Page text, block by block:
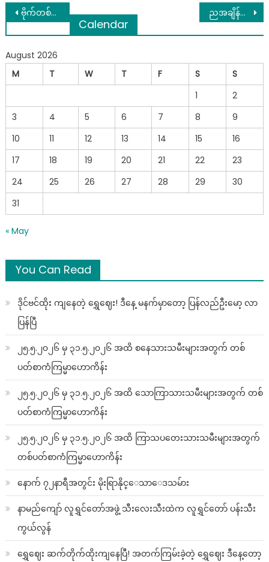
Post
navigation
ဗိုက်တစ်နေရာတည်းမှာတင် အဆီတွေစုနေသူတွေအတွက် ဗိုက်ချပ်စေယ့်နည်းလမ်း (၉) ခု ညအချိန်တွင်အိမ်ထဲဝင်လာသည့်မြွေဟောက်ကသခင်ဖြစ်သူကိုအန္တရာယ်ပြုမှာစိုးရိမ်လို့ seemore…..
Calendar
August 2026
M
T W T F S
S
1
2
3
4 5 6 7 8
9
10
11 12 13 14 15
16
17
18 19 20 21 22
23
24
25 26 27 28 29
30
31
« May
You Can Read
ဒိုင်ဗင်ထိုး ကျနေတဲ့ ရွှေဈေး! ဒီနေ့ မနက်မှာတော့ ပြန်လည်ဦးမော့ လာ
ပြန်ပြီ
၂၅.၅.၂၀၂၆ မှ ၃၁.၅.၂၀၂၆ အထိ စနေသားသမီးများအတွက် တစ်
ပတ်စာကံကြမ္မာဟောကိန်း
၂၅.၅.၂၀၂၆ မှ ၃၁.၅.၂၀၂၆ အထိ သောကြာသားသမီးများအတွက် တစ်
ပတ်စာကံကြမ္မာဟောကိန်း
၂၅.၅.၂၀၂၆ မှ ၃၁.၅.၂၀၂၆ အထိ ကြာသပတေးသားသမီးများအတွက်
တစ်ပတ်စာကံကြမ္မာဟောကိန်း
နောက် ၇၂နာရီအတွင်း မိုးရြာနိုင္ေသာေဒသမ်ား
နာမည်ကျော် လူရွှင်တော်အဖွဲ့ သီးလေးသီးထဲက လူရွှင်တော် ပန်းသီး
ကွယ်လွန်
ရွှေဈေး ဆက်တိုက်ထိုးကျနေပြီ! အတက်ကြမ်းခဲ့တဲ့ ရွှေဈေး ဒီနေ့တော့